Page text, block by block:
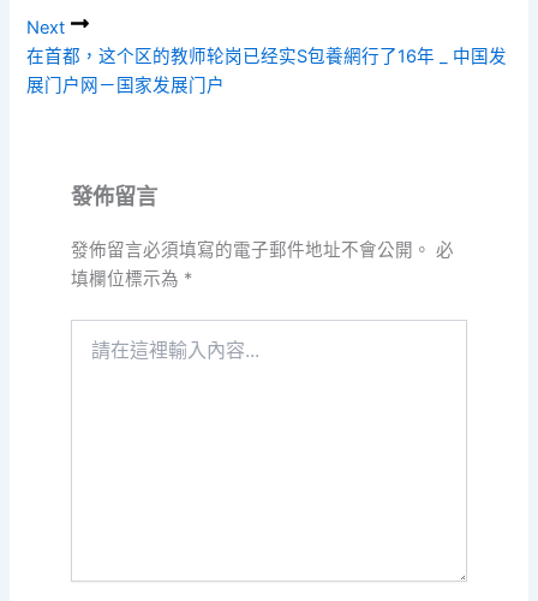
Next
在首都，这个区的教师轮岗已经实S包養網行了16年 _ 中国发
展门户网－国家发展门户
發佈留言
發佈留言必須填寫的電子郵件地址不會公開。 必
填欄位標示為 *